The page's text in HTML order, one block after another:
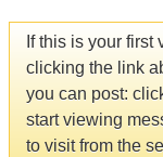
If this is your first
clicking the link
you can post:
start viewing
to visit from the